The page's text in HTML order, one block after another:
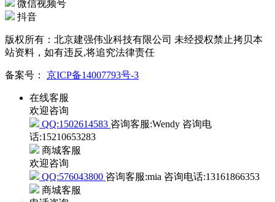
微信视频号
抖音
版权所有：北京建强伟业科技有限公司 未经授权禁止拷贝本
站资料，如有违反,将追究法律责任
备案号： 京ICP备14007793号-3
在线客服
欢迎咨询
QQ:1502614583 咨询客服:Wendy 咨询电
话:15210653283
商城客服
欢迎咨询
QQ:576043800 咨询客服:mia 咨询电话:13161866353
商城客服